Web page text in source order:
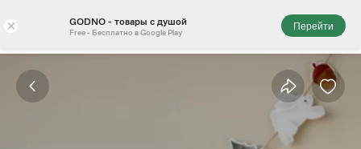
× GODNO - товары с душой
Free - Бесплатно в Google Play
Перейти